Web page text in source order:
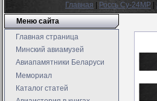
Главная Россь Су-24МР
Меню сайта
Главная страница
Минский авиамузей
Авиапамятники Беларуси
Мемориал
Каталог статей